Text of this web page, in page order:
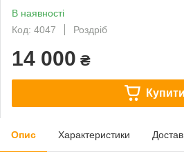
В наявності
Код: 4047
Роздріб
14 000 ₴
Купити
Опис Характеристики